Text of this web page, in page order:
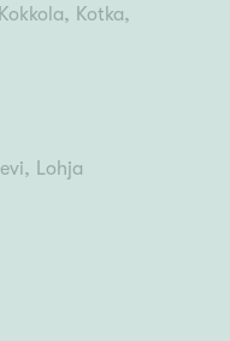
Kokkola
Kotka
Levi Lohja